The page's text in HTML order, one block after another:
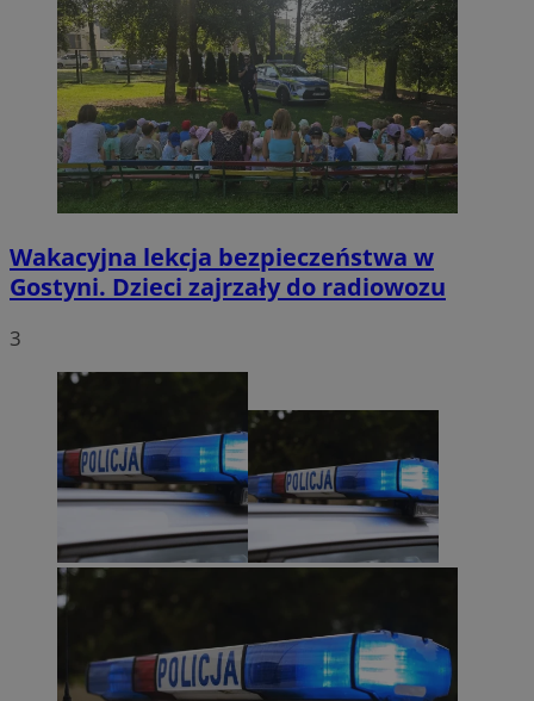
Wakacyjna lekcja bezpieczeństwa w
Gostyni. Dzieci zajrzały do radiowozu
3